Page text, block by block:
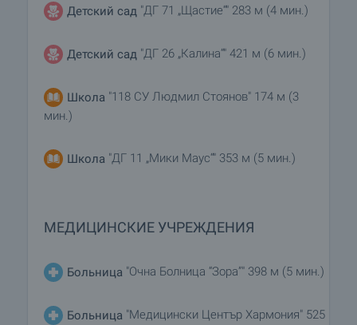
Детский сад "ДГ 71 „Щастие“" 283 м (4 мин.)
Детский сад "ДГ 26 „Калина“" 421 м (6 мин.)
Школа "118 СУ Людмил Стоянов" 174 м (3
мин.)
Школа "ДГ 11 „Мики Маус“" 353 м (5 мин.)
МЕДИЦИНСКИЕ УЧРЕЖДЕНИЯ
Больница "Очна Болница “Зора”" 398 м (5 мин.)
Больница "Медицински Център Хармония" 525